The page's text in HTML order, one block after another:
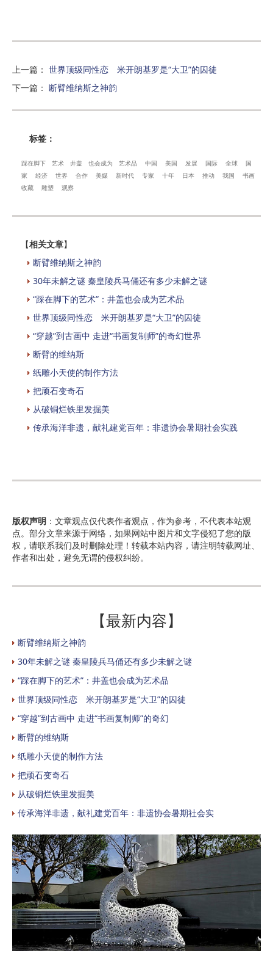
上一篇 ： 世界顶级同性恋 米开朗基罗是“大卫”的囚徒
下一篇 ： 断臂维纳斯之神韵
标签：
踩在脚下 艺术 井盖 也会成为 艺术品 中国 美国 发展 国际 全球
国
家
经济 世界 合作 美媒 新时代 专家 十年 日本 推动 我国
书画
收藏
雕塑 观察
【相关文章】
断臂维纳斯之神韵
30年未解之谜 秦皇陵兵马俑还有多少未解之谜
“踩在脚下的艺术”：井盖也会成为艺术品
世界顶级同性恋 米开朗基罗是“大卫”的囚徒
“穿越”到古画中 走进“书画复制师”的奇幻世界
断臂的维纳斯
纸雕小天使的制作方法
把顽石变奇石
从破铜烂铁里发掘美
传承海洋非遗，献礼建党百年：非遗协会暑期社会实践
版权声明 ：文章观点仅代表作者观点，作为参考，不代表本站观
点。部分文章来源于网络，如果网站中图片和文字侵犯了您的版
权，请联系我们及时删除处理！转载本站内容，请注明转载网址、
作者和出处，避免无谓的侵权纠纷。
【最新内容】
断臂维纳斯之神韵
30年未解之谜 秦皇陵兵马俑还有多少未解之谜
“踩在脚下的艺术”：井盖也会成为艺术品
世界顶级同性恋 米开朗基罗是“大卫”的囚徒
“穿越”到古画中 走进“书画复制师”的奇幻
断臂的维纳斯
纸雕小天使的制作方法
把顽石变奇石
从破铜烂铁里发掘美
传承海洋非遗，献礼建党百年：非遗协会暑期社会实